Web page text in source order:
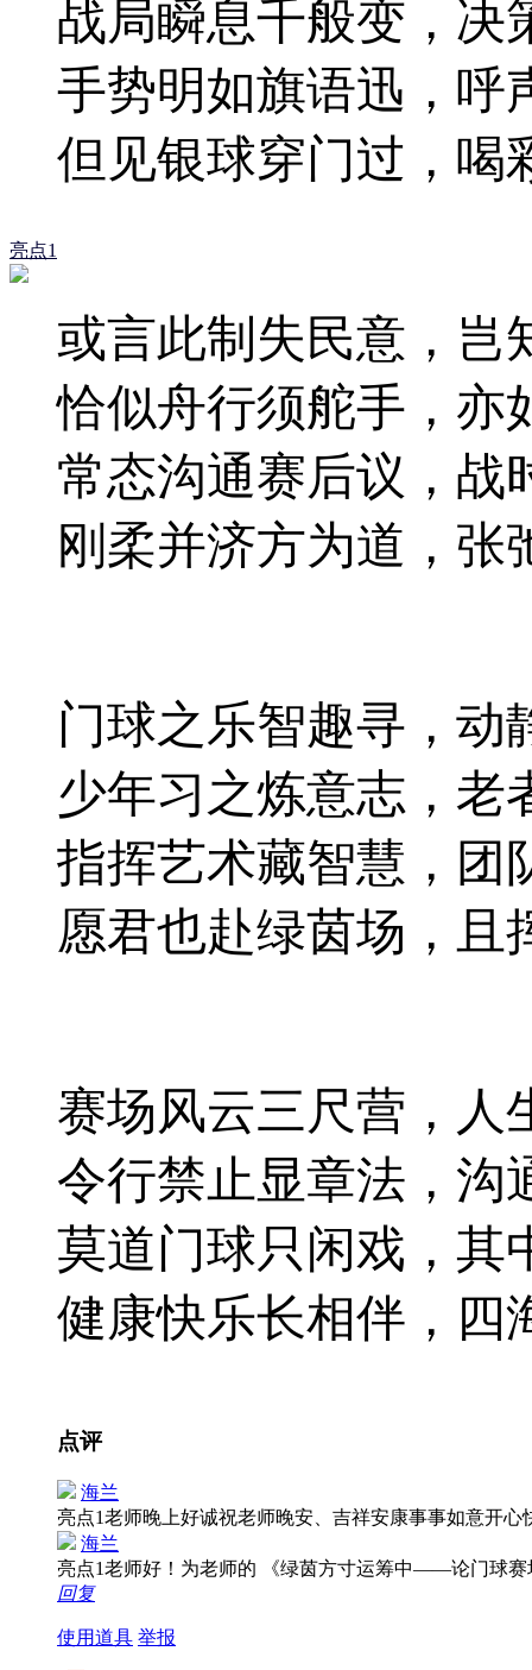
亮点1
战局瞬息千般变，决
手势明如旗语迅，呼
但见银球穿门过，喝
或言此制失民意，岂
恰似舟行须舵手，亦
常态沟通赛后议，战
刚柔并济方为道，张
门球之乐智趣寻，动
少年习之炼意志，老
指挥艺术藏智慧，团
愿君也赴绿茵场，且
赛场风云三尺营，人
令行禁止显章法，沟
莫道门球只闲戏，其
健康快乐长相伴，四
点评
海兰
亮点1老师晚上好诚祝老师晚安、吉祥安康事事如意开
海兰
亮点1老师好！为老师的 《绿茵方寸运筹中——论门球
回复
使用道具 举报